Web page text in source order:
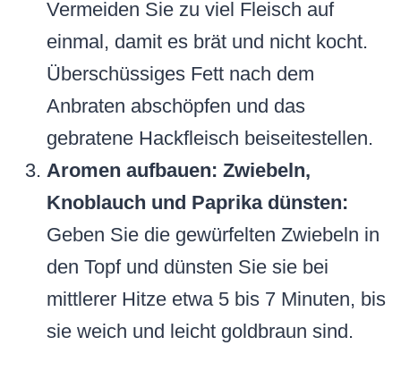
Vermeiden Sie zu viel Fleisch auf
einmal, damit es brät und nicht kocht.
Überschüssiges Fett nach dem
Anbraten abschöpfen und das
gebratene Hackfleisch beiseitestellen.
Aromen aufbauen: Zwiebeln,
Knoblauch und Paprika dünsten:
Geben Sie die gewürfelten Zwiebeln in
den Topf und dünsten Sie sie bei
mittlerer Hitze etwa 5 bis 7 Minuten, bis
sie weich und leicht goldbraun sind.